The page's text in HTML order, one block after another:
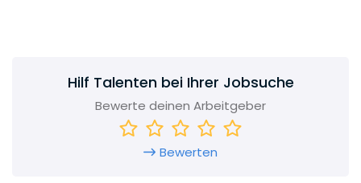
Hilf Talenten bei Ihrer Jobsuche
Bewerte deinen Arbeitgeber
Bewerten